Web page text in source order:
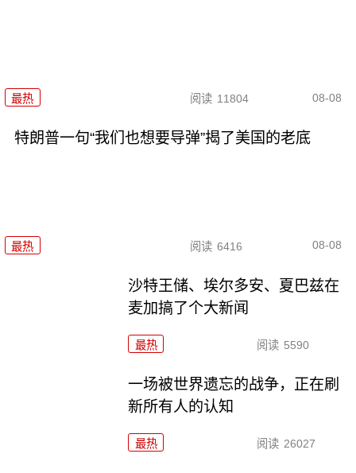
最热 阅读 11804 08-08
特朗普一句“我们也想要导弹”揭了美国的老底
最热 阅读 6416 08-08
沙特王储、埃尔多安、夏巴兹在
麦加搞了个大新闻
最热 阅读 5590
一场被世界遗忘的战争，正在刷
新所有人的认知
最热 阅读 26027